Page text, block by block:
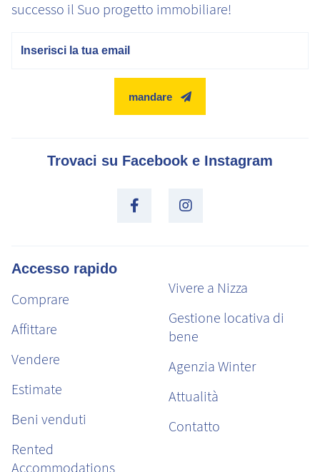
successo il Suo progetto immobiliare!
mandare
Trovaci su Facebook e Instagram
Accesso rapido
Comprare
Affittare
Vendere
Estimate
Beni venduti
Rented
Accommodations
Vivere a Nizza
Gestione locativa di
bene
Agenzia Winter
Attualità
Contatto